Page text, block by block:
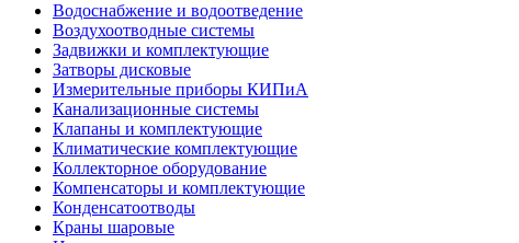
Водоснабжение и водоотведение
Воздухоотводные системы
Задвижки и комплектующие
Затворы дисковые
Измерительные приборы КИПиА
Канализационные системы
Клапаны и комплектующие
Климатические комплектующие
Коллекторное оборудование
Компенсаторы и комплектующие
Конденсатоотводы
Краны шаровые